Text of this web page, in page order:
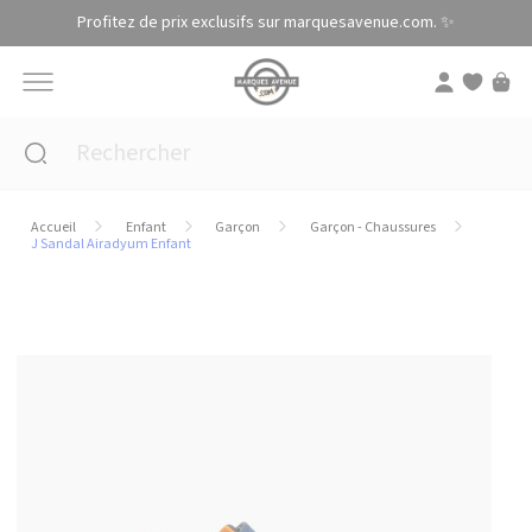
Profitez de prix exclusifs sur marquesavenue.com. ✨
Accueil Enfant Garçon
Garçon - Chaussures
J Sandal Airadyum Enfant
Panneau de gestion des cookies